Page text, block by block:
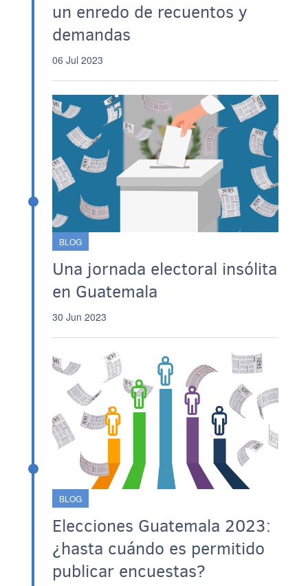
un enredo de recuentos y
demandas
06 Jul 2023
BLOG
Una jornada electoral insólita
en Guatemala
30 Jun 2023
BLOG
Elecciones Guatemala 2023:
¿hasta cuándo es permitido
publicar encuestas?